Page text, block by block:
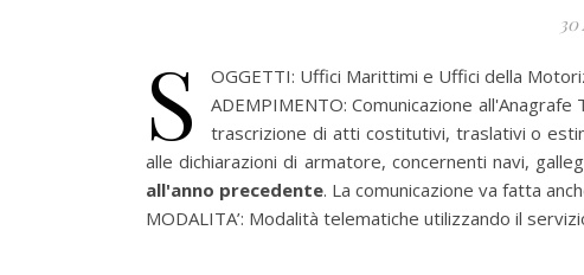
S
OGGETTI: Uffici Marittimi e Uffici della
ADEMPIMENTO: Comunicazione
trascrizione di atti costitutivi, traslativi o
alle dichiarazioni di armatore, concernenti navi,
all'anno precedente. La comunicazione va fatta
MODALITA’: Modalità telematiche utilizzando il